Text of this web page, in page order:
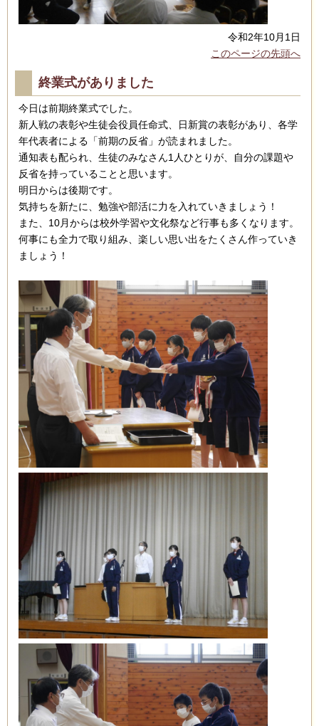
令和2年10月1日
このページの先頭へ
終業式がありました
今日は前期終業式でした。
新人戦の表彰や生徒会役員任命式、日新賞の表彰があり、各学
年代表者による「前期の反省」が読まれました。
通知表も配られ、生徒のみなさん1人ひとりが、自分の課題や
反省を持っていることと思います。
明日からは後期です。
気持ちを新たに、勉強や部活に力を入れていきましょう！
また、10月からは校外学習や文化祭など行事も多くなります。
何事にも全力で取り組み、楽しい思い出をたくさん作っていき
ましょう！